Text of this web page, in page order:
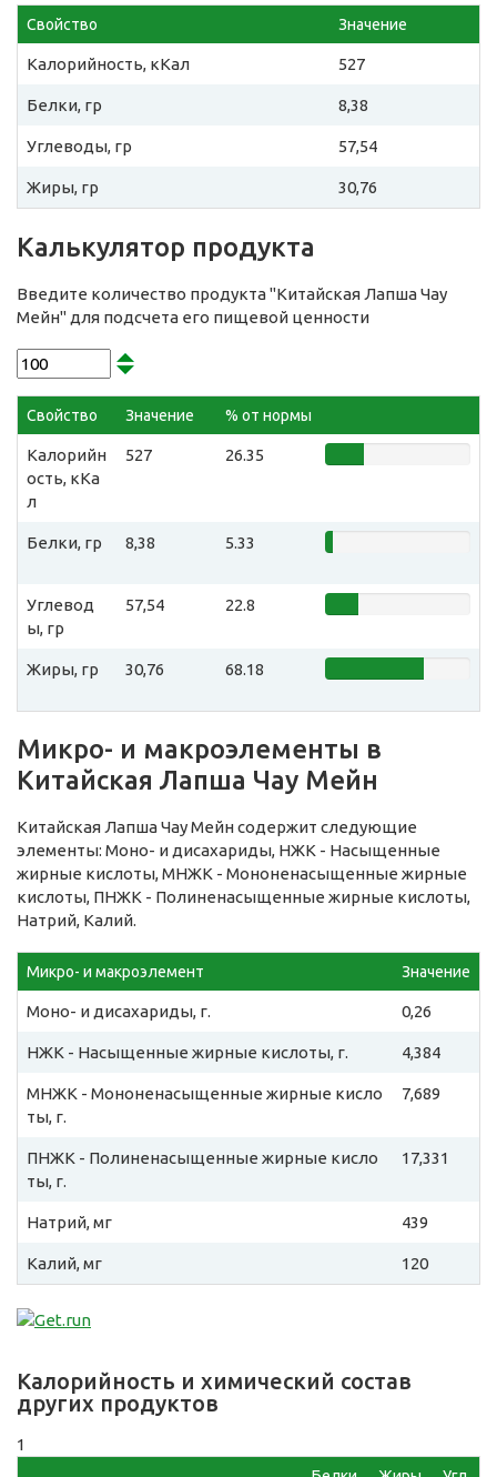
Свойство Значение
Калорийность, кКал 527
Белки, гр 8,38
Углеводы, гр 57,54
Жиры, гр 30,76
Калькулятор продукта
Введите количество продукта "Китайская Лапша Чау
Мейн" для подсчета его пищевой ценности
Свойство Значение % от нормы
Калорийн
ость, кКа
л
527 26.35
Белки, гр 8,38 5.33
Углевод
ы, гр
57,54 22.8
Жиры, гр 30,76 68.18
Микро- и макроэлементы в
Китайская Лапша Чау Мейн
Китайская Лапша Чау Мейн содержит следующие
элементы: Моно- и дисахариды, НЖК - Насыщенные
жирные кислоты, МНЖК - Мононенасыщенные жирные
кислоты, ПНЖК - Полиненасыщенные жирные кислоты,
Натрий, Калий.
Микро- и макроэлемент Значение
Моно- и дисахариды, г. 0,26
НЖК - Насыщенные жирные кислоты, г. 4,384
МНЖК - Мононенасыщенные жирные кисло
ты, г.
7,689
ПНЖК - Полиненасыщенные жирные кисло
ты, г.
17,331
Натрий, мг 439
Калий, мг 120
Калорийность и химический состав
других продуктов
1